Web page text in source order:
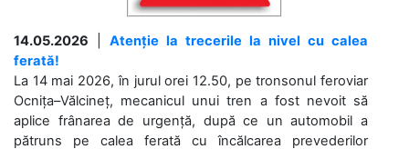
14.05.2026
Atenție la trecerile la nivel cu calea
ferată!
La 14 mai 2026, în jurul orei 12.50, pe tronsonul feroviar
Ocnița–Vălcineț, mecanicul unui tren a fost nevoit să
aplice frânarea de urgență, după ce un automobil a
pătruns pe calea ferată cu încălcarea prevederilor